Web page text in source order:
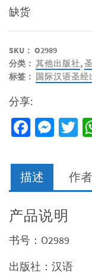
缺货
SKU： O2989
分类： 其他出版社,
标签： 国际汉语圣经
分享:
描述 作
产品说明
书号：O2989
出版社：汉语